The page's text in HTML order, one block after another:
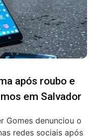
após roubo e
em Salvador
Gomes denunciou o
redes sociais após